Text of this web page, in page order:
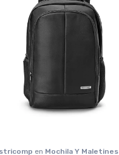
en Mochila Y Maletines